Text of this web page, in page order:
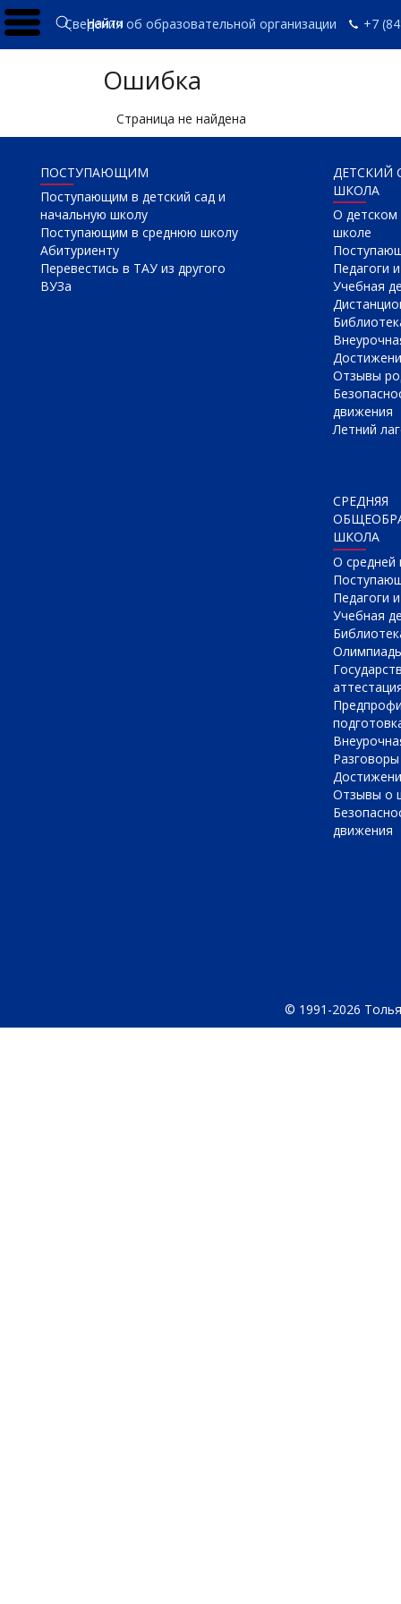
Найти
Сведения об образовательной организации +7
Ошибка
Страница не найдена
ПОСТУПАЮЩИМ
Поступающим в детский сад и
начальную школу
Поступающим в среднюю школу
Абитуриенту
Перевестись в ТАУ из другого
ВУЗа
ДЕТСКИЙ
ШКОЛА
О детском
школе
Педагоги
Учебная
Отзывы
движения
Летний
СРЕДНЯЯ
ШКОЛА
О cредней
Педагоги
Учебная
Отзывы о
движения
© 1991-2026